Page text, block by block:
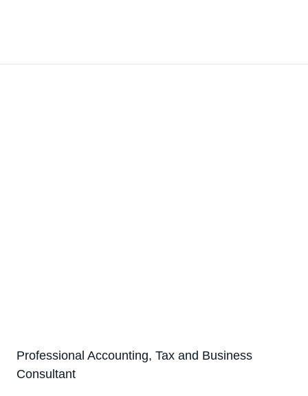
Professional Accounting, Tax and Business
Consultant